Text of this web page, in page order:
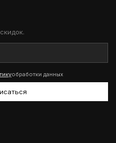
обработки данных